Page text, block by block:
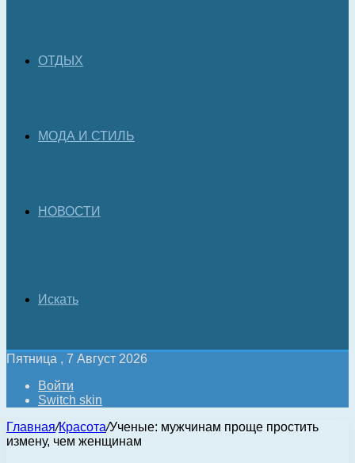
ОТДЫХ
МОДА И СТИЛЬ
НОВОСТИ
Искать
Пятница , 7 Август 2026
Войти
Switch skin
Главная/Красота/Ученые: мужчинам проще простить
измену, чем женщинам